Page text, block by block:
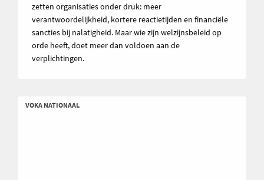
zetten organisaties onder druk: meer
verantwoordelijkheid, kortere reactietijden en financiële
sancties bij nalatigheid. Maar wie zijn welzijnsbeleid op
orde heeft, doet meer dan voldoen aan de
verplichtingen.
VOKA NATIONAAL